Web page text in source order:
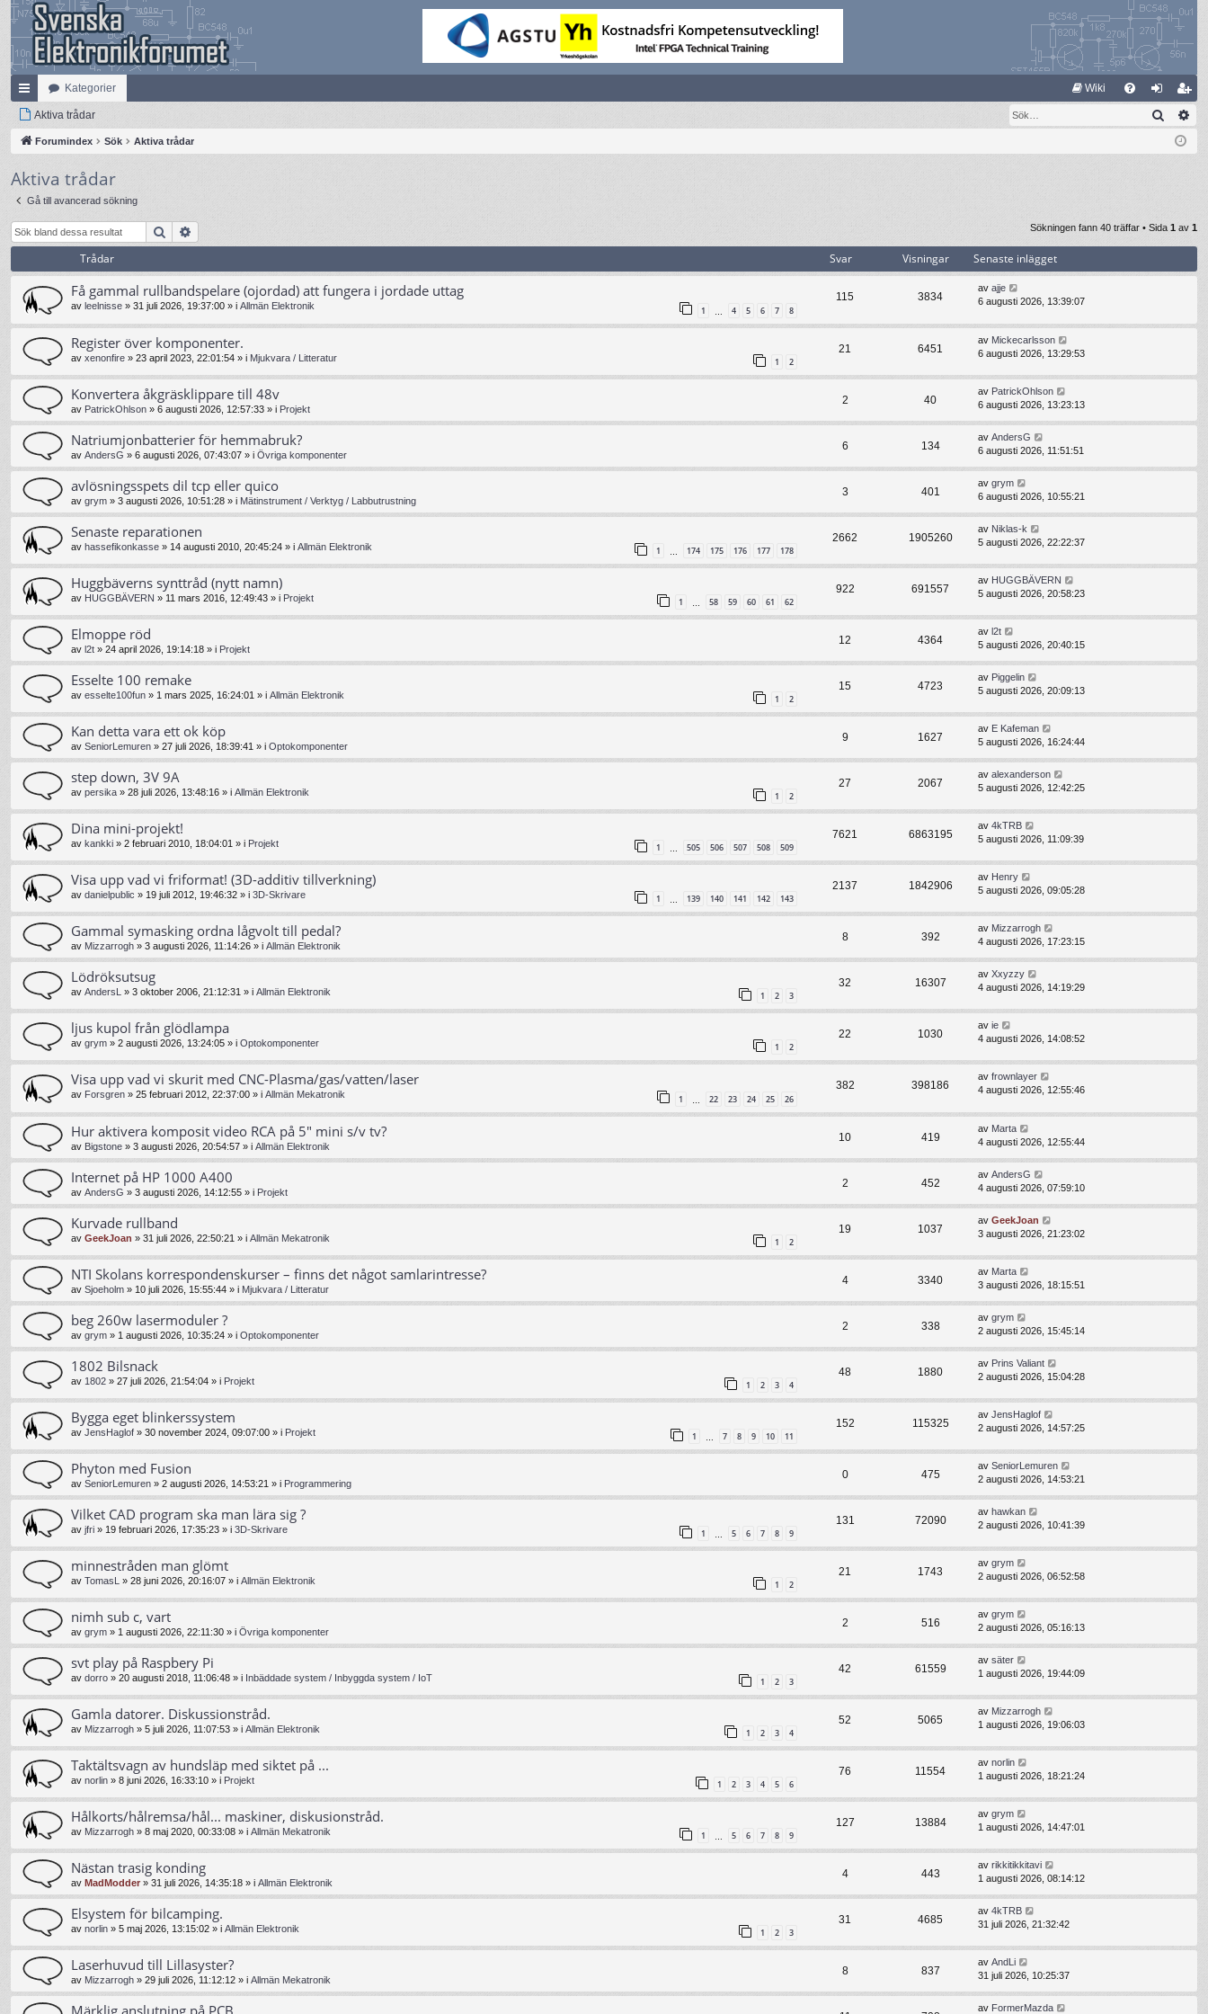
na
bb
lä
nk
ar
Kategorier Wiki
og li
m
m
Aktiva trådar Sök
Forumindex Sök Aktiva trådar
Aktiva trådar
Gå till avancerad sökning
Sök Sökningen fann 40 träffar • Sida1 av 1
Trådar Svar Visningar Senaste inlägget
Få gammal rullbandspelare (ojordad) att fungera i jordade uttag
av leelnisse » 31 juli 2026, 19:37:00 » i Allmän Elektronik 1 4 5 6 7 8
115 3834
av ajje
6 augusti 2026, 13:39:07
Register över komponenter.
av xenonfire » 23 april 2023, 22:01:54 » i Mjukvara / Litteratur 1 2
21 6451
av Mickecarlsson
6 augusti 2026, 13:29:53
Konvertera åkgräsklippare till 48v
av PatrickOhlson » 6 augusti 2026, 12:57:33 » i Projekt
2 40
av PatrickOhlson
6 augusti 2026, 13:23:13
Natriumjonbatterier för hemmabruk?
av AndersG » 6 augusti 2026, 07:43:07 » i Övriga komponenter
6 134
av AndersG
6 augusti 2026, 11:51:51
avlösningsspets dil tcp eller quico
av grym » 3 augusti 2026, 10:51:28 » i Mätinstrument / Verktyg / Labbutrustning
3 401
av grym
6 augusti 2026, 10:55:21
Senaste reparationen
av hassefikonkasse » 14 augusti 2010, 20:45:24 » i Allmän Elektronik 1 174 175 176 177 178
2662 1905260
av Niklas-k
5 augusti 2026, 22:22:37
Huggbäverns synttråd (nytt namn)
av HUGGBÄVERN » 11 mars 2016, 12:49:43 » i Projekt 1 58 59 60 61 62
922 691557
av HUGGBÄVERN
5 augusti 2026, 20:58:23
Elmoppe röd
av l2t » 24 april 2026, 19:14:18 » i Projekt
12 4364
av l2t
5 augusti 2026, 20:40:15
Esselte 100 remake
av esselte100fun » 1 mars 2025, 16:24:01 » i Allmän Elektronik 1 2
15 4723
av Piggelin
5 augusti 2026, 20:09:13
Kan detta vara ett ok köp
av SeniorLemuren » 27 juli 2026, 18:39:41 » i Optokomponenter
9 1627
av E Kafeman
5 augusti 2026, 16:24:44
step down, 3V 9A
av persika » 28 juli 2026, 13:48:16 » i Allmän Elektronik 1 2
27 2067
av alexanderson
5 augusti 2026, 12:42:25
Dina mini-projekt!
av kankki » 2 februari 2010, 18:04:01 » i Projekt 1 … 505 506 507 508 509
7621 6863195
av 4kTRB
5 augusti 2026, 11:09:39
Visa upp vad vi friformat! (3D-additiv tillverkning)
av danielpublic » 19 juli 2012, 19:46:32 » i 3D-Skrivare 1 … 139 140 141 142 143
2137 1842906
av Henry
5 augusti 2026, 09:05:28
Gammal symasking ordna lågvolt till pedal?
av Mizzarrogh » 3 augusti 2026, 11:14:26 » i Allmän Elektronik
8 392
av Mizzarrogh
4 augusti 2026, 17:23:15
Lödröksutsug
av AndersL » 3 oktober 2006, 21:12:31 » i Allmän Elektronik 1 2 3
32 16307
av Xxyzzy
4 augusti 2026, 14:19:29
ljus kupol från glödlampa
av grym » 2 augusti 2026, 13:24:05 » i Optokomponenter 1 2
22 1030
av ie
4 augusti 2026, 14:08:52
Visa upp vad vi skurit med CNC-Plasma/gas/vatten/laser
av Forsgren » 25 februari 2012, 22:37:00 » i Allmän Mekatronik 1 22 23 24 25 26
382 398186
av frownlayer
4 augusti 2026, 12:55:46
Hur aktivera komposit video RCA på 5" mini s/v tv?
av Bigstone » 3 augusti 2026, 20:54:57 » i Allmän Elektronik
10 419
av Marta
4 augusti 2026, 12:55:44
Internet på HP 1000 A400
av AndersG » 3 augusti 2026, 14:12:55 » i Projekt
2 452
av AndersG
4 augusti 2026, 07:59:10
Kurvade rullband
av GeekJoan » 31 juli 2026, 22:50:21 » i Allmän Mekatronik 1 2
19 1037
av GeekJoan
3 augusti 2026, 21:23:02
NTI Skolans korrespondenskurser – finns det något samlarintresse?
av Sjoeholm » 10 juli 2026, 15:55:44 » i Mjukvara / Litteratur
4 3340
av Marta
3 augusti 2026, 18:15:51
beg 260w lasermoduler ?
av grym » 1 augusti 2026, 10:35:24 » i Optokomponenter
2 338
av grym
2 augusti 2026, 15:45:14
1802 Bilsnack
av 1802 » 27 juli 2026, 21:54:04 » i Projekt 1 2 3 4
48 1880
av Prins Valiant
2 augusti 2026, 15:04:28
Bygga eget blinkerssystem
av JensHaglof » 30 november 2024, 09:07:00 » i Projekt 1 7 8 9 10 11
152 115325
av JensHaglof
2 augusti 2026, 14:57:25
Phyton med Fusion
av SeniorLemuren » 2 augusti 2026, 14:53:21 » i Programmering
0 475
av SeniorLemuren
2 augusti 2026, 14:53:21
Vilket CAD program ska man lära sig ?
av jfri » 19 februari 2026, 17:35:23 » i 3D-Skrivare 1 5 6 7 8 9
131 72090
av hawkan
2 augusti 2026, 10:41:39
minnestråden man glömt
av TomasL » 28 juni 2026, 20:16:07 » i Allmän Elektronik 1 2
21 1743
av grym
2 augusti 2026, 06:52:58
nimh sub c, vart
av grym » 1 augusti 2026, 22:11:30 » i Övriga komponenter
2 516
av grym
2 augusti 2026, 05:16:13
svt play på Raspbery Pi
av dorro » 20 augusti 2018, 11:06:48 » i Inbäddade system / Inbyggda system / IoT 1 2 3
42 61559
av säter
1 augusti 2026, 19:44:09
Gamla datorer. Diskussionstråd.
av Mizzarrogh » 5 juli 2026, 11:07:53 » i Allmän Elektronik 1 2 3 4
52 5065
av Mizzarrogh
1 augusti 2026, 19:06:03
Taktältsvagn av hundsläp med siktet på ...
av norlin » 8 juni 2026, 16:33:10 » i Projekt 1 2 3 4 5 6
76 11554
av norlin
1 augusti 2026, 18:21:24
Hålkorts/hålremsa/hål... maskiner, diskusionstråd.
av Mizzarrogh » 8 maj 2020, 00:33:08 » i Allmän Mekatronik 1 … 5 6 7 8 9
127 13884
av grym
1 augusti 2026, 14:47:01
Nästan trasig konding
av MadModder » 31 juli 2026, 14:35:18 » i Allmän Elektronik
4 443
av rikkitikkitavi
1 augusti 2026, 08:14:12
Elsystem för bilcamping.
av norlin » 5 maj 2026, 13:15:02 » i Allmän Elektronik 1 2 3
31 4685
av 4kTRB
31 juli 2026, 21:32:42
Laserhuvud till Lillasyster?
av Mizzarrogh » 29 juli 2026, 11:12:12 » i Allmän Mekatronik
8 837
av AndLi
31 juli 2026, 10:25:37
av FormerMazda